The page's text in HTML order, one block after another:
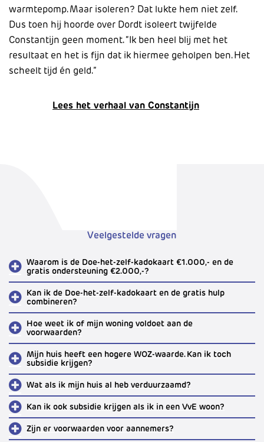
warmtepomp. Maar isoleren? Dat lukte hem niet zelf.
Dus toen hij hoorde over Dordt isoleert twijfelde
Constantijn geen moment. “Ik ben heel blij met het
resultaat en het is fijn dat ik hiermee geholpen ben. Het
scheelt tijd én geld.”
Lees het verhaal van Constantijn
Veelgestelde vragen
Waarom is de Doe-het-zelf-kadokaart €1.000,- en de
gratis ondersteuning €2.000,-?
Kan ik de Doe-het-zelf-kadokaart en de gratis hulp
combineren?
Hoe weet ik of mijn woning voldoet aan de
voorwaarden?
Mijn huis heeft een hogere WOZ-waarde. Kan ik toch
subsidie krijgen?
Wat als ik mijn huis al heb verduurzaamd?
Kan ik ook subsidie krijgen als ik in een VvE woon?
Zijn er voorwaarden voor aannemers?